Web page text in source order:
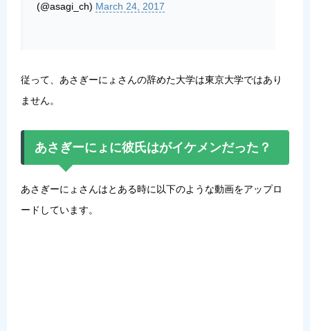
(@asagi_ch) March 24, 2017
従って、あさぎーにょさんの辞めた大学は東京大学ではあり
ません。
あさぎーにょに彼氏はがイケメンだった？
あさぎーにょさんはとある時に以下のような動画をアップロ
ードしています。